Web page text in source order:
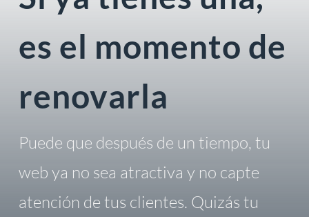
es el momento de
renovarla
Puede que después de un tiempo, tu
web ya no sea atractiva y no capte
atención de tus clientes. Quizás tu